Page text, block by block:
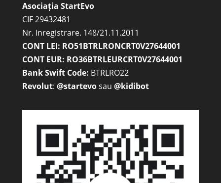
Asociația StartEvo
CIF 29432481
Nr. Inregistrare. 148/21.11.2011
CONT LEI: RO51BTRLRONCRT0V27644001
CONT EUR: RO36BTRLEURCRT0V27644001
Bank Swift Code: BTRLRO22
Revolut: @startevosau @kidibot